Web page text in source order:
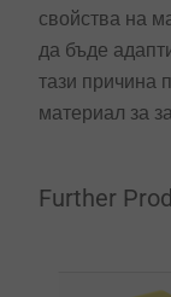
свойства на
да бъде
тази причина
материал за
Further